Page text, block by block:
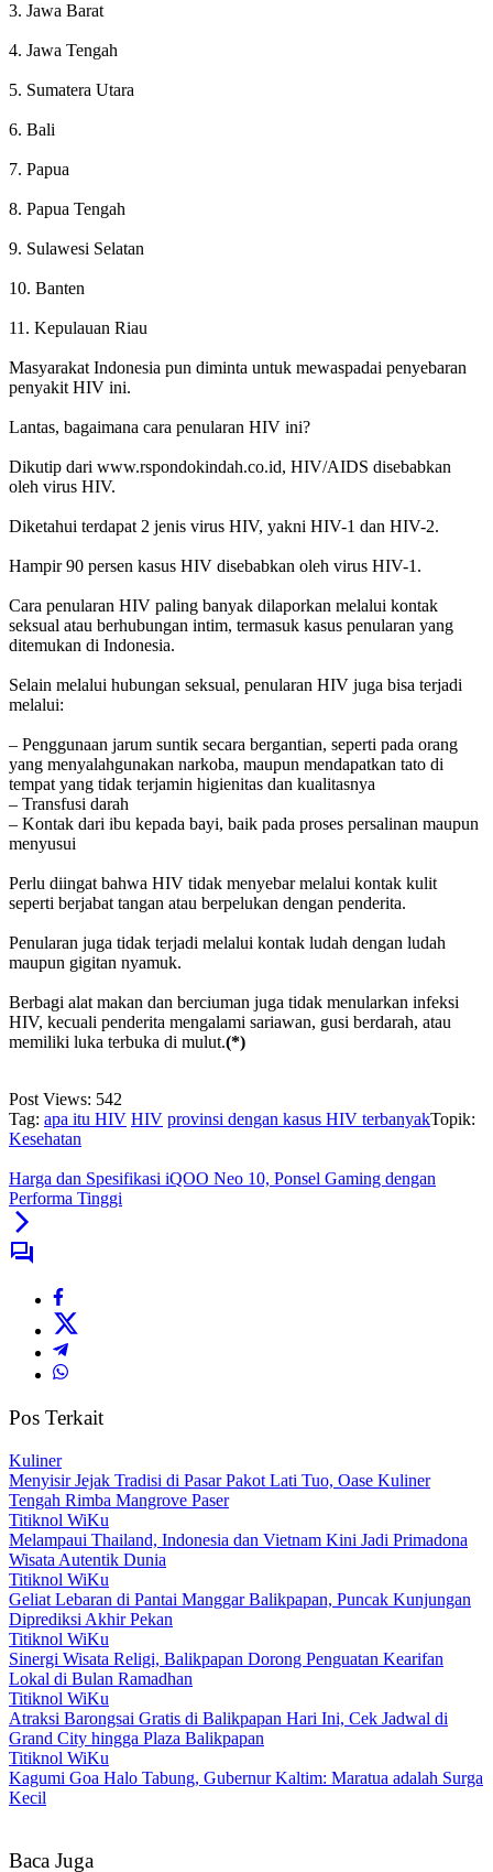
3. Jawa Barat
4. Jawa Tengah
5. Sumatera Utara
6. Bali
7. Papua
8. Papua Tengah
9. Sulawesi Selatan
10. Banten
11. Kepulauan Riau
Masyarakat Indonesia pun diminta untuk mewaspadai penyebaran
penyakit HIV ini.
Lantas, bagaimana cara penularan HIV ini?
Dikutip dari www.rspondokindah.co.id, HIV/AIDS disebabkan
oleh virus HIV.
Diketahui terdapat 2 jenis virus HIV, yakni HIV-1 dan HIV-2.
Hampir 90 persen kasus HIV disebabkan oleh virus HIV-1.
Cara penularan HIV paling banyak dilaporkan melalui kontak
seksual atau berhubungan intim, termasuk kasus penularan yang
ditemukan di Indonesia.
Selain melalui hubungan seksual, penularan HIV juga bisa terjadi
melalui:
– Penggunaan jarum suntik secara bergantian, seperti pada orang
yang menyalahgunakan narkoba, maupun mendapatkan tato di
tempat yang tidak terjamin higienitas dan kualitasnya
– Transfusi darah
– Kontak dari ibu kepada bayi, baik pada proses persalinan maupun
menyusui
Perlu diingat bahwa HIV tidak menyebar melalui kontak kulit
seperti berjabat tangan atau berpelukan dengan penderita.
Penularan juga tidak terjadi melalui kontak ludah dengan ludah
maupun gigitan nyamuk.
Berbagi alat makan dan berciuman juga tidak menularkan infeksi
HIV, kecuali penderita mengalami sariawan, gusi berdarah, atau
memiliki luka terbuka di mulut.(*)
Post Views: 542
Tag: apa itu HIV HIV provinsi dengan kasus HIV terbanyakTopik:
Kesehatan
Harga dan Spesifikasi iQOO Neo 10, Ponsel Gaming dengan
Performa Tinggi
Pos Terkait
Kuliner
Menyisir Jejak Tradisi di Pasar Pakot Lati Tuo, Oase Kuliner
Tengah Rimba Mangrove Paser
Titiknol WiKu
Melampaui Thailand, Indonesia dan Vietnam Kini Jadi Primadona
Wisata Autentik Dunia
Titiknol WiKu
Geliat Lebaran di Pantai Manggar Balikpapan, Puncak Kunjungan
Diprediksi Akhir Pekan
Titiknol WiKu
Sinergi Wisata Religi, Balikpapan Dorong Penguatan Kearifan
Lokal di Bulan Ramadhan
Titiknol WiKu
Atraksi Barongsai Gratis di Balikpapan Hari Ini, Cek Jadwal di
Grand City hingga Plaza Balikpapan
Titiknol WiKu
Kagumi Goa Halo Tabung, Gubernur Kaltim: Maratua adalah Surga
Kecil
Baca Juga